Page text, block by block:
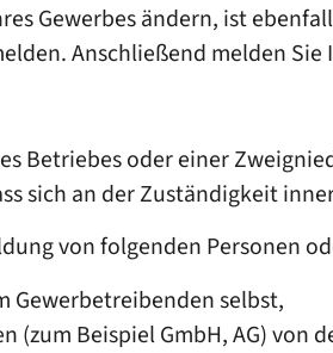
Gewerbes ändern, ist
Anschließend melden
Betriebes oder einer
sich an der Zuständigkeit
von folgenden Personen
Gewerbetreibenden selbst,
(zum Beispiel GmbH, AG) von